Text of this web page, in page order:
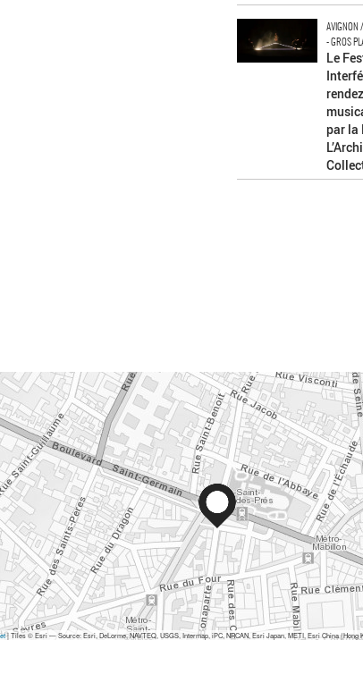
AVIGNON
- GROS
Le
par la
| Tiles © Esri — Source: Esri, DeLorme, NAVTEQ, USGS, Intermap, iPC, NRCAN, Esri Japan, METI, Esri China (Hong